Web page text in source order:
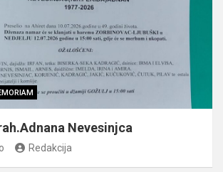
Nevesinjca
Redakcija